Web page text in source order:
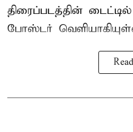
திரைப்படத்தின்
போஸ்டர்